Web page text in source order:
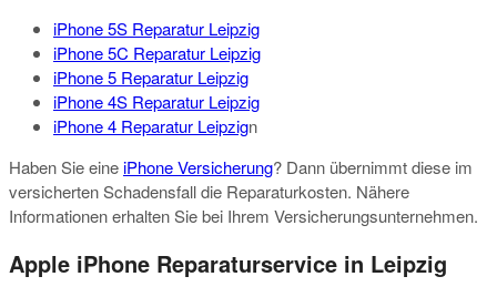
iPhone 5S Reparatur Leipzig
iPhone 5C Reparatur Leipzig
iPhone 5 Reparatur Leipzig
iPhone 4S Reparatur Leipzig
iPhone 4 Reparatur Leipzign
Haben Sie eineiPhone Versicherung? Dann übernimmt diese im
versicherten Schadensfall die Reparaturkosten. Nähere
Informationen erhalten Sie bei Ihrem Versicherungsunternehmen.
Apple iPhone Reparaturservice in Leipzig